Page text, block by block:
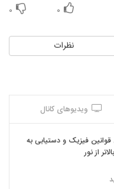
۰ ۰
نظرات
ویدیوهای کانال
فیزیک و دستیابی به
از نور